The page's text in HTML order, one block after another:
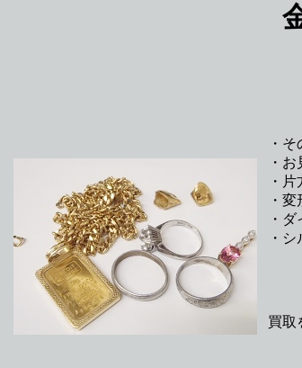
・
・
・
・
・
・
買取